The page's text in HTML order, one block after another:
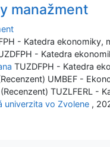
manažment
- Katedra ekonomiky,
- Katedra
TUZDFPH - Katedra
UMBEF -
(Recenzent) TUZLFERL -
univerzita vo Zvolene ,